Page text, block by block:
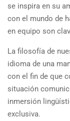
se inspira en su
con el mundo de
en equipo son
La filosofía de
idioma de una
con el fin de que
situación
inmersión
exclusiva.